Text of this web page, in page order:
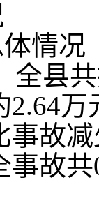
体情况
全县
2.64
事故
事故